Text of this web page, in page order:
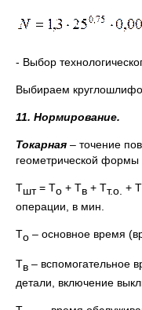
- Выбор
Выбираем
11. Нормирование.
Токарная – точение
геометрической формы
Тшт= То + Тв + Тт.о. + Т
операции, в мин.
То – основное время
Тв – вспомогательное
детали, включение